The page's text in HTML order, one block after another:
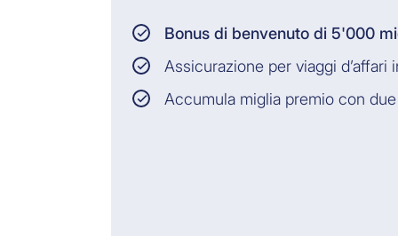
Bonus di benvenuto di 5'000
Assicurazione per viaggi d’affari
Accumula miglia premio con